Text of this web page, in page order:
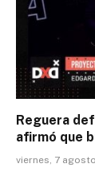
Reguera
afirmó que
viernes, 7